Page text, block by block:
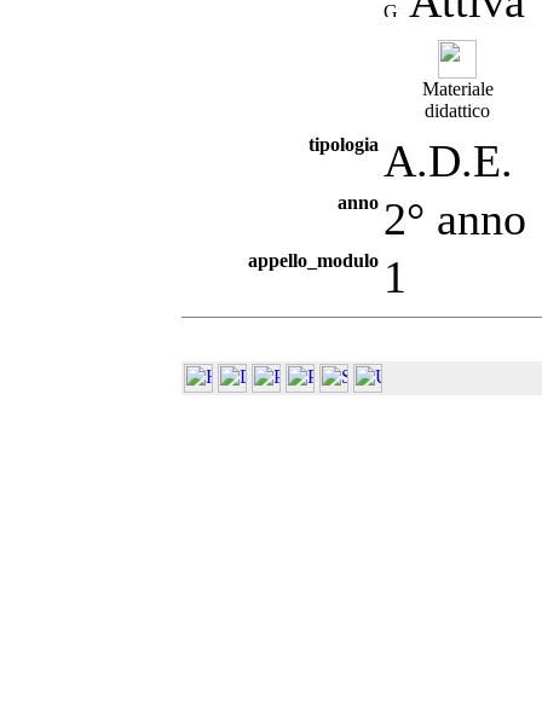
Materiale
didattico
tipologia A.D.E.
anno 2° anno
appello_modulo 1